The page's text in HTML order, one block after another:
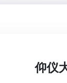
仰仪